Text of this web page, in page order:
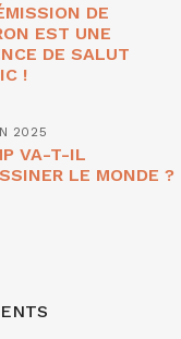
DE
EST UNE
DE SALUT
!
2025
VA-T-IL
LE MONDE ?